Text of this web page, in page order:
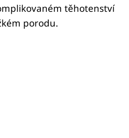
těhotenství
porodu.